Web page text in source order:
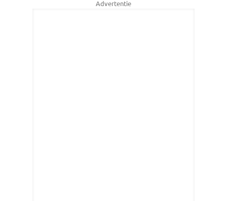
Advertentie